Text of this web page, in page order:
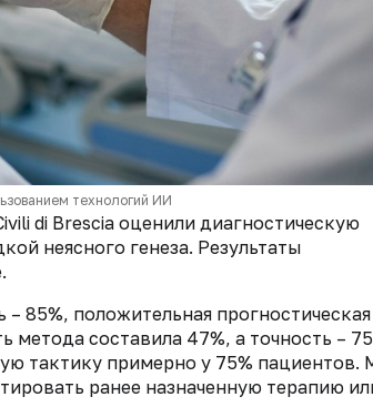
технологий ИИ
di Brescia оценили диагностическую
неясного генеза. Результаты
85%, положительная прогностическая
метода составила 47%, а точность –
тактику примерно у 75% пациентов.
ранее назначенную терапию